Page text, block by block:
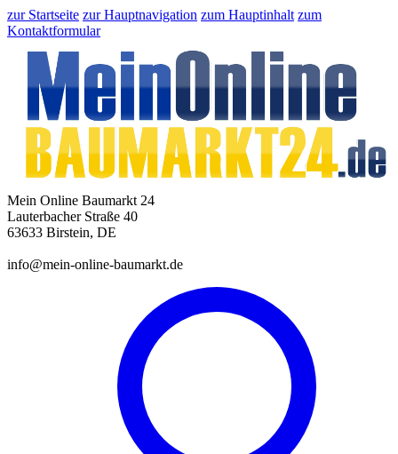
zur Startseite zur Hauptnavigation zum Hauptinhalt zum
Kontaktformular
Mein Online Baumarkt 24
Lauterbacher Straße 40
63633 Birstein, DE
info@mein-online-baumarkt.de